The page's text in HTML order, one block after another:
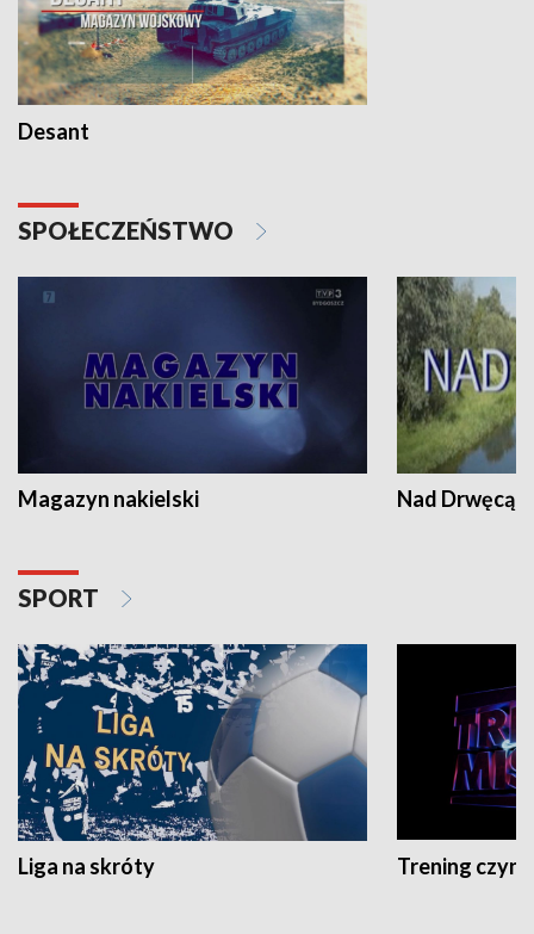
Desant
SPOŁECZEŃSTWO
Magazyn nakielski Nad Drwęcą
SPORT
Liga na skróty Trening czyni